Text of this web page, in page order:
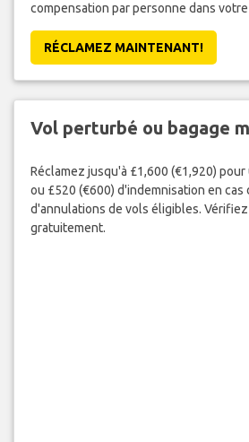
compensation par personne dans
RÉCLAMEZ MAINTENANT!
Vol perturbé ou bagage
Réclamez jusqu'à £1,600 (€1,920)
ou £520 (€600) d'indemnisation en cas
d'annulations de vols éligibles.
gratuitement.